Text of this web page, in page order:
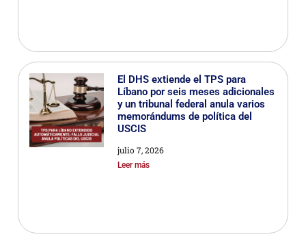
El DHS extiende el TPS para
Líbano por seis meses adicionales
y un tribunal federal anula varios
memorándums de política del
USCIS
julio 7, 2026
Leer más